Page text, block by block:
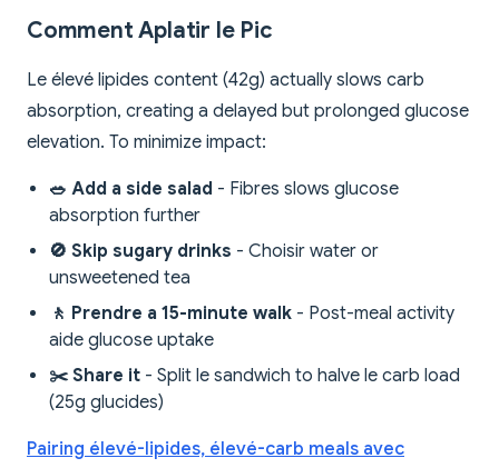
Comment Aplatir le Pic
Le élevé lipides content (42g) actually slows carb
absorption, creating a delayed but prolonged glucose
elevation. To minimize impact:
🥗 Add a side salad - Fibres slows glucose
absorption further
🚫 Skip sugary drinks - Choisir water or
unsweetened tea
🚶 Prendre a 15-minute walk - Post-meal activity
aide glucose uptake
✂️ Share it - Split le sandwich to halve le carb load
(25g glucides)
Pairing élevé-lipides, élevé-carb meals avec